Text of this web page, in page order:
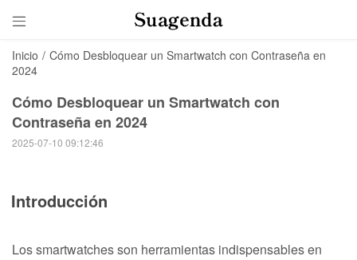

Inicio / Cómo Desbloquear un Smartwatch con Contraseña en
2024
Cómo Desbloquear un Smartwatch con
Contraseña en 2024
2025-07-10 09:12:46
Introducción
Los smartwatches son herramientas indispensables en